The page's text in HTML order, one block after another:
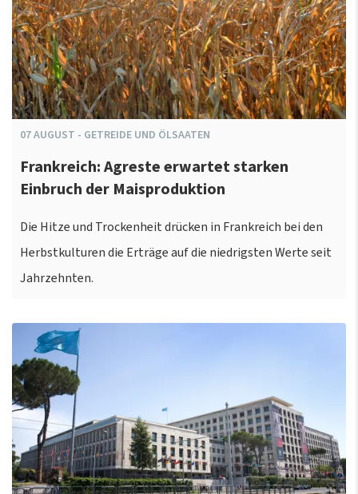
07AUGUST - GETREIDE UND ÖLSAATEN
Frankreich: Agreste erwartet starken
Einbruch der Maisproduktion
Die Hitze und Trockenheit drücken in Frankreich bei den
Herbstkulturen die Erträge auf die niedrigsten Werte seit
Jahrzehnten.